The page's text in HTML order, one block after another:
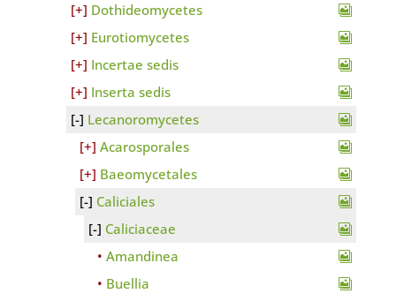
Dothideomycetes
Eurotiomycetes
Incertae sedis
Inserta sedis
Lecanoromycetes
Acarosporales
Baeomycetales
Caliciales
Caliciaceae
Amandinea
Buellia